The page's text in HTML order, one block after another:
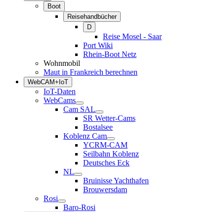
Boot
Reisehandbücher
D
Reise Mosel - Saar
Port Wiki
Rhein-Boot Netz
Wohnmobil
Maut in Frankreich berechnen
WebCAM+IoT
IoT-Daten
WebCams
Cam SAL
SR Wetter-Cams
Bostalsee
Koblenz Cam
YCRM-CAM
Seilbahn Koblenz
Deutsches Eck
NL
Bruinisse Yachthafen
Brouwersdam
Rosi
Baro-Rosi